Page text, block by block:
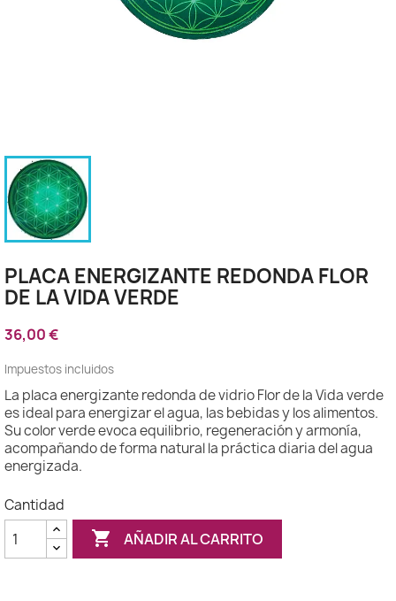
PLACA ENERGIZANTE REDONDA FLOR
DE LA VIDA VERDE
36,00 €
Impuestos incluidos
La placa energizante redonda de vidrio Flor de la Vida verde
es ideal para energizar el agua, las bebidas y los alimentos.
Su color verde evoca equilibrio, regeneración y armonía,
acompañando de forma natural la práctica diaria del agua
energizada.
Cantidad
 AÑADIR AL CARRITO